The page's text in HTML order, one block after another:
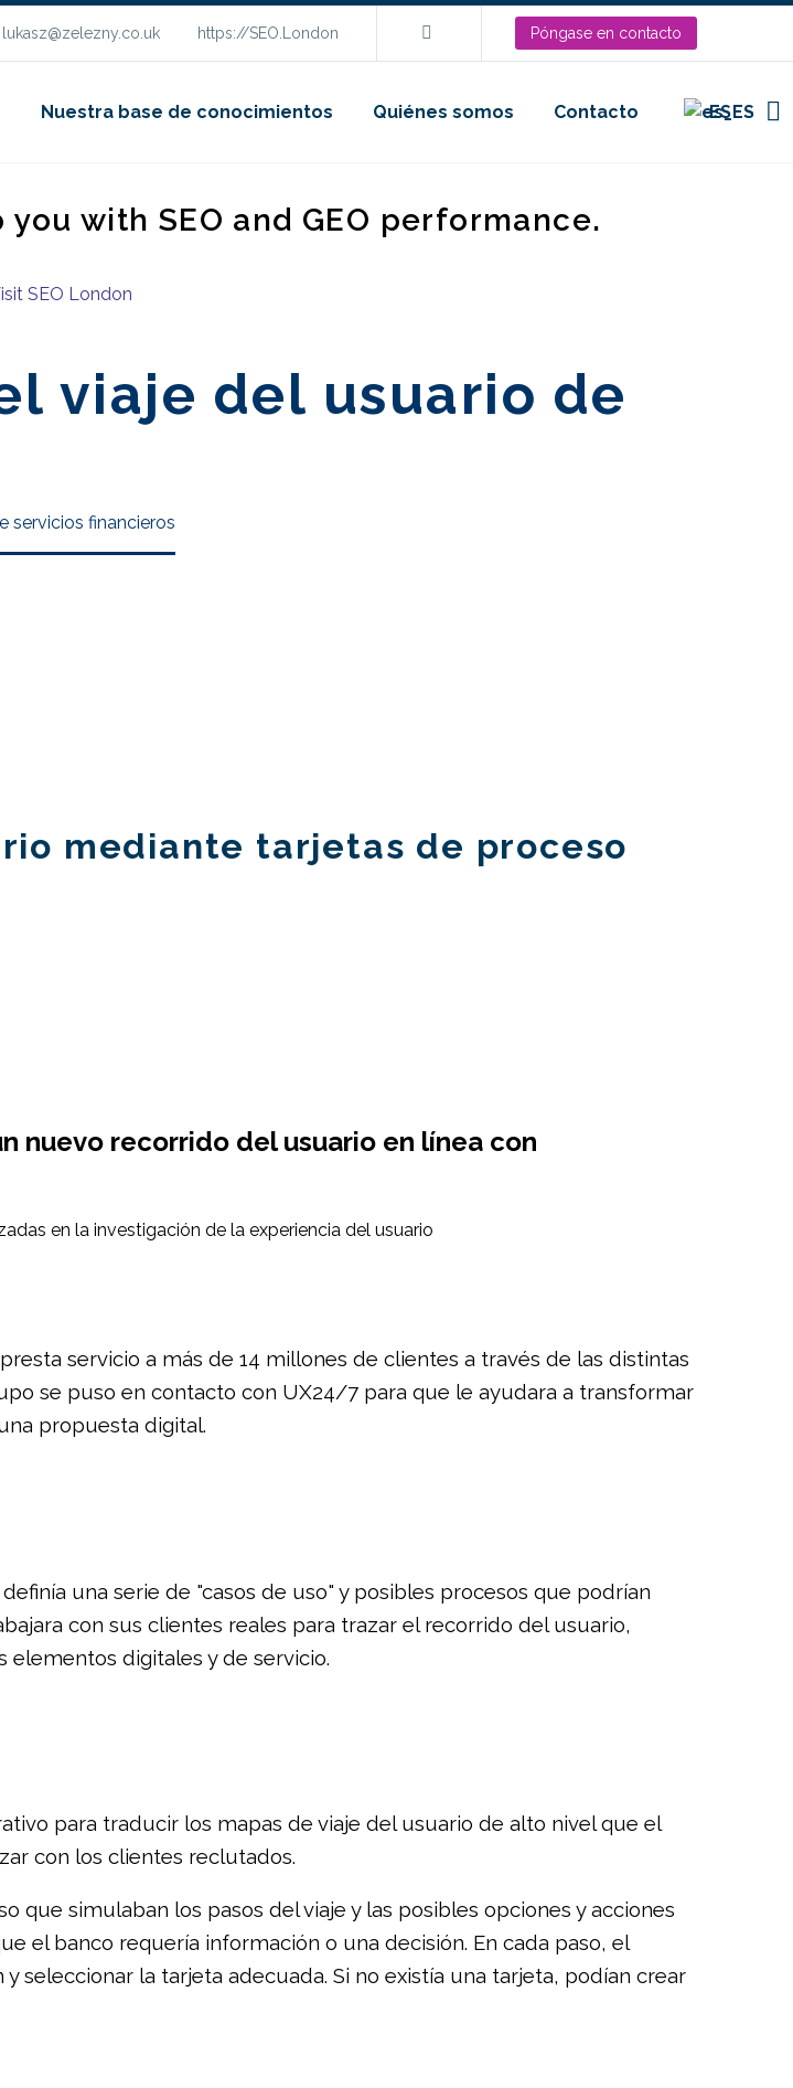
lukasz@zelezny.co.uk https://SEO.London Póngase en contacto
Nuestra base de conocimientos Quiénes somos Contacto ES
with SEO and GEO performance.
viaje del usuario de
servicios financieros
mediante tarjetas de proceso
nuevo recorrido del usuario en línea con
servicio a más de 14 millones de clientes a través de las distintas
se puso en contacto con UX24/7 para que le ayudara a transformar
propuesta digital.
una serie de "casos de uso" y posibles procesos que podrían
con sus clientes reales para trazar el recorrido del usuario,
elementos digitales y de servicio.
para traducir los mapas de viaje del usuario de alto nivel que el
con los clientes reclutados.
simulaban los pasos del viaje y las posibles opciones y acciones
el banco requería información o una decisión. En cada paso, el
seleccionar la tarjeta adecuada. Si no existía una tarjeta, podían crear